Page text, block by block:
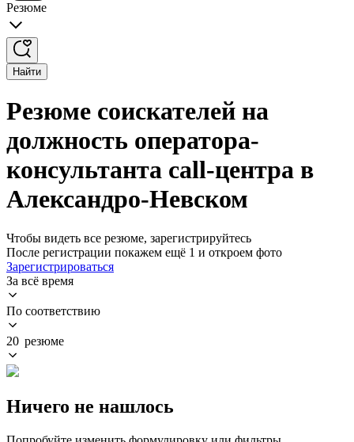
Резюме
Найти
Резюме соискателей на
должность оператора-
консультанта call-центра в
Александро-Невском
Чтобы видеть все резюме, зарегистрируйтесь
После регистрации покажем ещё 1 и откроем фото
Зарегистрироваться
За всё время
По соответствию
20 резюме
Ничего не нашлось